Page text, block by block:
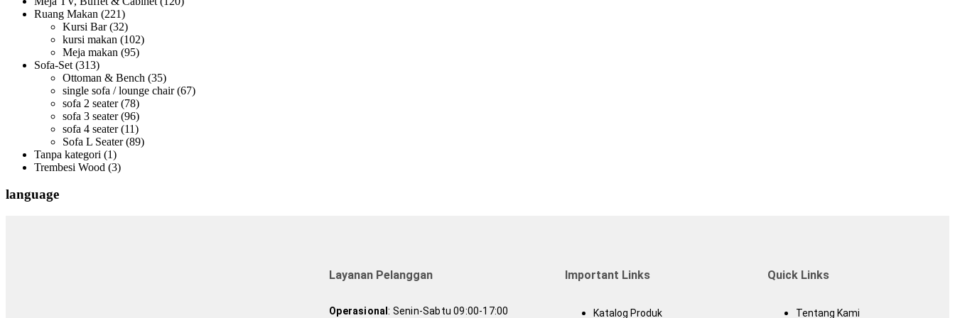
Ruang Makan (221)
Kursi Bar (32)
kursi makan (102)
Meja makan (95)
Sofa-Set (313)
Ottoman & Bench (35)
single sofa / lounge chair (67)
sofa 2 seater (78)
sofa 3 seater (96)
sofa 4 seater (11)
Sofa L Seater (89)
Tanpa kategori (1)
Trembesi Wood (3)
language
Layanan Pelanggan
Operasional: Senin-Sabtu 09:00-17:00
Important Links
Katalog Produk
Quick Links
Tentang Kami